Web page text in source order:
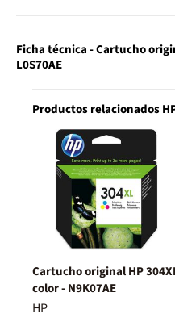
Ficha técnica - Cartucho
L0S70AE
Productos relacionados
Cartucho original HP
color - N9K07AE
HP